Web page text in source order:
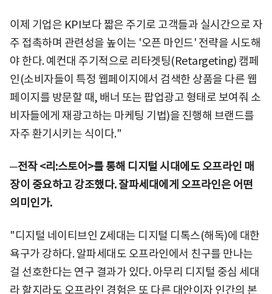
이제 기업은 KPI보다 짧은 주기로 고객들과 실시간으로 자
주 접촉하며 관련성을 높이는 '오픈 마인드' 전략을 시도해
야 한다. 예컨대 주기적으로 리타겟팅(Retargeting) 캠페
인(소비자들이 특정 웹페이지에서 검색한 상품을 다른 웹
페이지를 방문할 때, 배너 또는 팝업광고 형태로 보여줘 소
비자들에게 재광고하는 마케팅 기법)을 진행해 브랜드를
자주 환기시키는 식이다."
─전작 <리:스토어>를 통해 디지털 시대에도 오프라인 매
장이 중요하고 강조했다. 잘파세대에게 오프라인은 어떤
의미인가.
"디지털 네이티브인 Z세대는 디지털 디톡스(해독)에 대한
욕구가 강하다. 알파세대도 오프라인에서 친구를 만나는
걸 선호한다는 연구 결과가 있다. 아무리 디지털 중심 세대
라 할지라도 오프라인 경험은 또 다른 대안이자 인간의 본